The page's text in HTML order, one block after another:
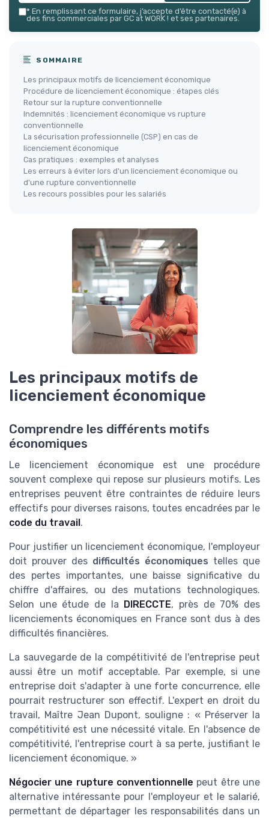
* En remplissant ce formulaire, j’accepte d’être contacté(e) à
des fins commerciales par GC at WORK ! et ses partenaires.
SOMMAIRE
Les principaux motifs de licenciement économique
Procédure de licenciement économique : étapes clés
Retour sur la rupture conventionnelle
Indemnités : licenciement économique vs rupture
conventionnelle
La sécurisation professionnelle (CSP) en cas de
licenciement économique
Cas pratiques : exemples et analyses
Les erreurs à éviter lors d'un licenciement économique ou
d'une rupture conventionnelle
Les recours possibles pour les salariés
Les principaux motifs de
licenciement économique
Comprendre les différents motifs
économiques
Le licenciement économique est une procédure
souvent complexe qui repose sur plusieurs motifs. Les
entreprises peuvent être contraintes de réduire leurs
effectifs pour diverses raisons, toutes encadrées par le
code du travail.
Pour justifier un licenciement économique, l'employeur
doit prouver des difficultés économiques telles que
des pertes importantes, une baisse significative du
chiffre d'affaires, ou des mutations technologiques.
Selon une étude de la DIRECCTE, près de 70% des
licenciements économiques en France sont dus à des
difficultés financières.
La sauvegarde de la compétitivité de l'entreprise peut
aussi être un motif acceptable. Par exemple, si une
entreprise doit s'adapter à une forte concurrence, elle
pourrait restructurer son effectif. L'expert en droit du
travail, Maître Jean Dupont, souligne : « Préserver la
compétitivité est une nécessité vitale. En l'absence de
compétitivité, l'entreprise court à sa perte, justifiant le
licenciement économique. »
Négocier une rupture conventionnelle peut être une
alternative intéressante pour l'employeur et le salarié,
permettant de départager les responsabilités dans un